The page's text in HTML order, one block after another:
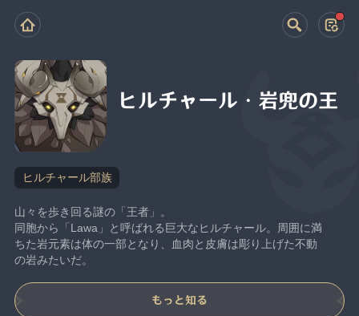
ヒルチャール・岩兜の王
ヒルチャール部族
山々を歩き回る謎の「王者」。
同胞から「Lawa」と呼ばれる巨大なヒルチャール。周囲に満
ちた岩元素は体の一部となり、血肉と皮膚は彫り上げた不動
の岩みたいだ。
もっと知る